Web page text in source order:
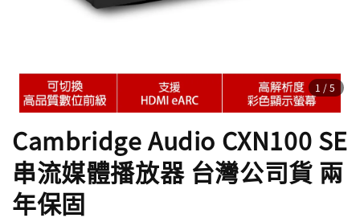
1 /5
Cambridge Audio CXN100 SE
串流媒體播放器 台灣公司貨 兩
年保固